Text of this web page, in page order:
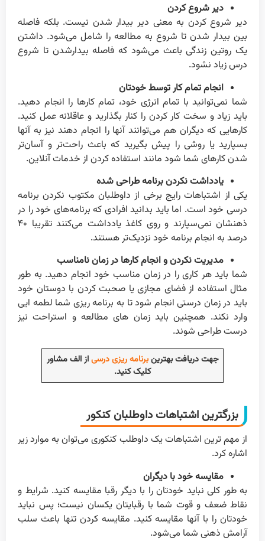
دیر شروع کردن
دیر شروع کردن به معنی دیر بیدار شدن نیست. بلکه فاصله
بین بیدار شدن تا شروع به مطالعه را شامل می‌شود. داشتن
یک روتین زندگی باعث می‌شود که فاصله بیدارشدن تا شروع
درس زیاد نشود.
انجام تمام کار توسط خودتان
شما نمی‌توانید با تمام انرژی خود، تمام کارها را انجام دهید.
باید زیاد و سخت کار کردن را کنار بگذارید و عاقلانه عمل کنید.
کارهایی که دیگران هم می‌توانند آنها را انجام دهند نیز به آنها
بسپارید یا روشی را پیش بگیرید که باعث راحت‌تر و آسان‌تر
شدن کارهای شما شود مانند استفاده کردن از خدمات آنلاین.
یادداشت نکردن برنامه طراحی شده
یکی از اشتباهات رایج برخی از داوطلبان مکتوب نکردن برنامه
درسی خود است. اما باید بدانید افرادی که برنامه‌های خود را در
ذهنشان نمی‌سپارند و روی کاغذ یادداشت می‌کنند تقریبا ۴۰
درصد به انجام برنامه خود نزدیک‌تر هستند.
مدیریت نکردن و انجام کارها در زمان نامناسب
شما باید هر کاری را در زمان مناسب خود انجام دهید. به طور
مثال استفاده از فضای مجازی یا صحبت کردن با دوستان خود
باید در زمان درستی انجام شود تا به برنامه ریزی شما لطمه ایی
وارد نکند. همچنین باید زمان های مطالعه و استراحت نیز
درست طراحی شوند.
جهت دریافت بهترینبرنامه ریزی درسیاز الف مشاور
کلیک کنید.
بزرگترین اشتباهات داوطلبان کنکور
از مهم ترین اشتباهات یک داوطلب کنکوری می‌توان به موارد زیر
اشاره کرد.
مقایسه خود با دیگران
به طور کلی نباید خودتان را با دیگر رقبا مقایسه کنید. شرایط و
نقاط ضعف و قوت شما با رقبایتان یکسان نیست؛ پس نباید
خودتان را با آنها مقایسه کنید. مقایسه کردن تنها باعث سلب
آرامش ذهنی شما می‌شود.